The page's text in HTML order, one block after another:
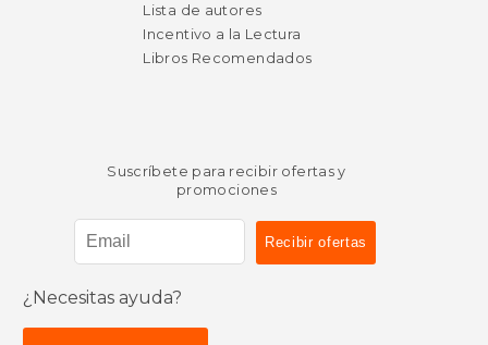
50%
$ 34.52
Lista de autores
Incentivo a la Lectura
Libros Recomendados
Suscríbete para recibir ofertas y
promociones
¿Necesitas ayuda?